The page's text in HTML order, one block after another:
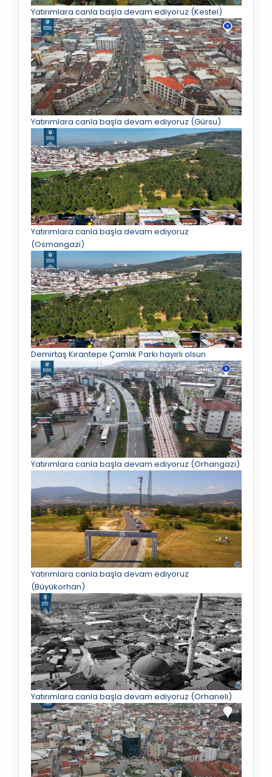
Yatırımlara canla başla devam ediyoruz (Kestel)
Yatırımlara canla başla devam ediyoruz (Gürsu)
Yatırımlara canla başla devam ediyoruz
(Osmangazi)
Demirtaş Kırantepe Çamlık Parkı hayırlı olsun
Yatırımlara canla başla devam ediyoruz (Orhangazi)
Yatırımlara canla başla devam ediyoruz
(Büyükorhan)
Yatırımlara canla başla devam ediyoruz (Orhaneli)